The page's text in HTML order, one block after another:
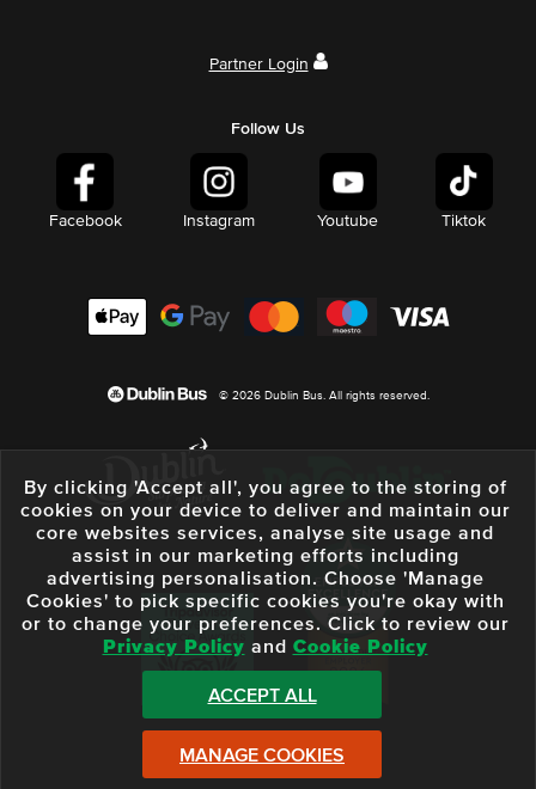
Partner Login
Follow Us
Facebook Instagram Youtube Tiktok
© 2026 Dublin Bus. All rights reserved.
By clicking 'Accept all', you agree to the storing of
cookies on your device to deliver and maintain our
core websites services, analyse site usage and
assist in our marketing efforts including
advertising personalisation. Choose 'Manage
Cookies' to pick specific cookies you're okay with
or to change your preferences. Click to review our
Privacy Policy and Cookie Policy
ACCEPT ALL
MANAGE COOKIES